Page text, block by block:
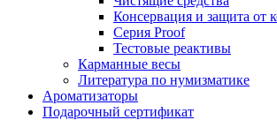
Консервация и защита от
Серия Proof
Тестовые реактивы
Карманные весы
Литература по нумизматике
Ароматизаторы
Подарочный сертификат